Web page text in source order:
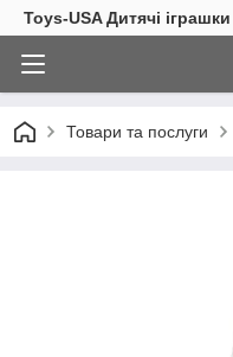
Toys-USA Дитячі
Товари та послуги